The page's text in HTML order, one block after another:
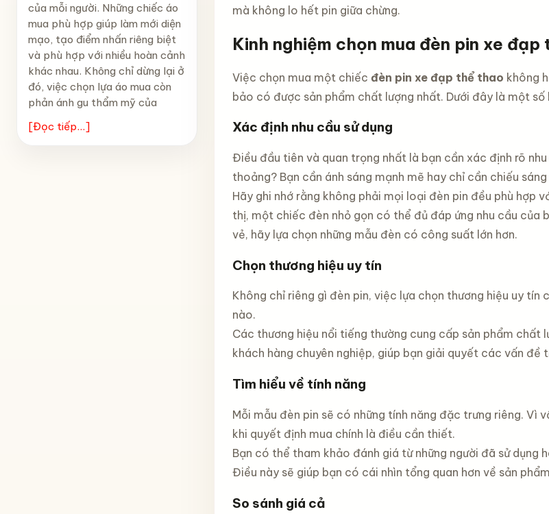
của mỗi người. Những chiếc áo
mua phù hợp giúp làm mới diện
mạo, tạo điểm nhấn riêng biệt
và phù hợp với nhiều hoàn cảnh
khác nhau. Không chỉ dừng lại ở
đó, việc chọn lựa áo mua còn
phản ánh gu thẩm mỹ của
[Đọc tiếp...]
mà không lo hết pin giữa chừng.
Kinh nghiệm chọn mua đèn pin xe
Việc chọn mua một chiếc đèn pin xe đạp thể thao không
bảo có được sản phẩm chất lượng nhất. Dưới đây là một số
Xác định nhu cầu sử dụng
Điều đầu tiên và quan trọng nhất là bạn cần xác định rõ
thoảng? Bạn cần ánh sáng mạnh mẽ hay chỉ cần chiếu
Hãy ghi nhớ rằng không phải mọi loại đèn pin đều phù
thị, một chiếc đèn nhỏ gọn có thể đủ đáp ứng nhu cầu của
vẻ, hãy lựa chọn những mẫu đèn có công suất lớn hơn.
Chọn thương hiệu uy tín
Không chỉ riêng gì đèn pin, việc lựa chọn thương hiệu uy
nào.
Các thương hiệu nổi tiếng thường cung cấp sản phẩm
khách hàng chuyên nghiệp, giúp bạn giải quyết các vấn đề
Tìm hiểu về tính năng
Mỗi mẫu đèn pin sẽ có những tính năng đặc trưng riêng.
khi quyết định mua chính là điều cần thiết.
Bạn có thể tham khảo đánh giá từ những người đã sử
Điều này sẽ giúp bạn có cái nhìn tổng quan hơn về sản
So sánh giá cả